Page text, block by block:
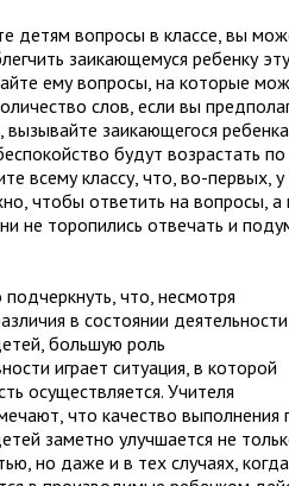
детям вопросы в классе, вы
заикающемуся ребенку
ему вопросы, на которые
слов, если вы
вызывайте заикающегося
будут возрастать
всему классу, что, во-первых,
чтобы ответить на вопросы,
не торопились отвечать и
что, несмотря
в состоянии деятельности
большую роль
играет ситуация, в которой
осуществляется. Учителя
что качество выполнения
заметно улучшается не
но даже и в тех случаях,